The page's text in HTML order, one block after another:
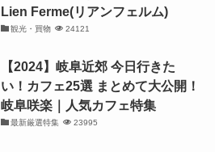
Lien Ferme(リアンフェルム)
観光・買物 24121
【2024】岐阜近郊 今日行きた
い！カフェ25選 まとめて大公開！
岐阜咲楽｜人気カフェ特集
最新厳選特集 23995